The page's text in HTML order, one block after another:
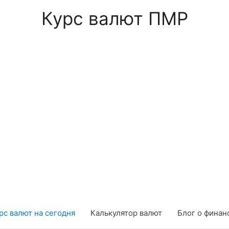
Курс валют ПМР
валют на сегодня Калькулятор валют Блог о